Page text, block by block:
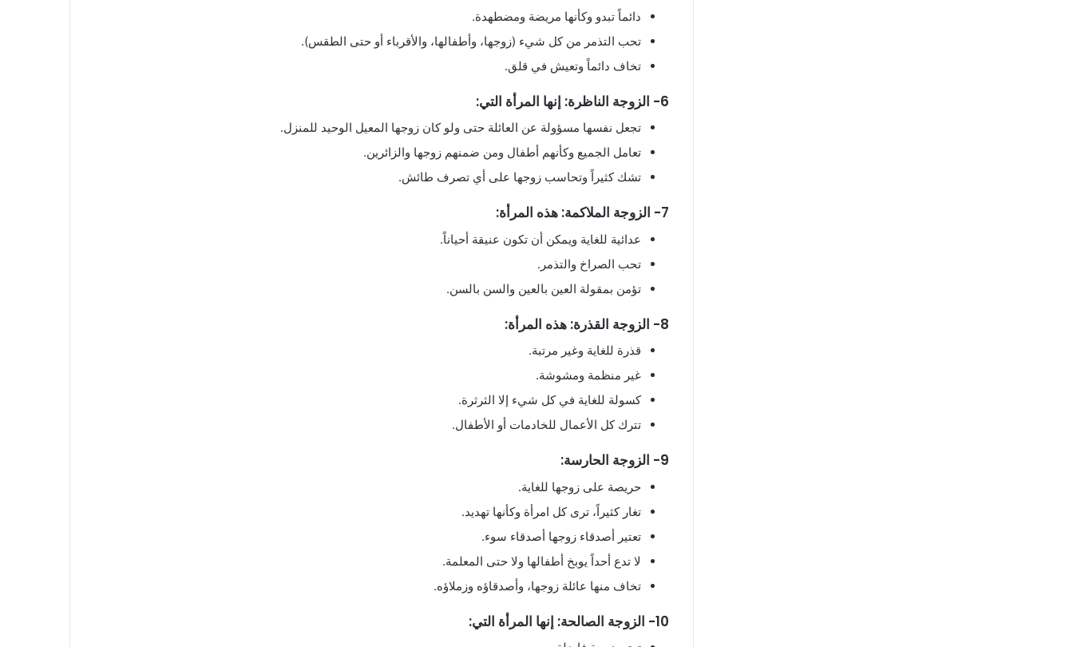
دائماً تبدو وكأنها مريضة ومضطهدة.
تحب التذمر من كل شيء (زوجها، وأطفالها، والأقرباء أو حتى الطقس).
تخاف دائماً وتعيش في قلق.
6- الزوجة الناظرة: إنها المرأة التي:
تجعل نفسها مسؤولة عن العائلة حتى ولو كان زوجها المعيل الوحيد للمنزل.
تعامل الجميع وكأنهم أطفال ومن ضمنهم زوجها والزائرين.
تشك كثيراً وتحاسب زوجها على أي تصرف طائش.
7- الزوجة الملاكمة: هذه المرأة:
عدائية للغاية ويمكن أن تكون عنيقة أحياناً.
تحب الصراخ والتذمر.
تؤمن بمقولة العين بالعين والسن بالسن.
8- الزوجة القذرة: هذه المرأة:
قذرة للغاية وغير مرتبة.
غير منظمة ومشوشة.
كسولة للغاية في كل شيء إلا الثرثرة.
تترك كل الأعمال للخادمات أو الأطفال.
9- الزوجة الحارسة:
حريصة على زوجها للغاية.
تغار كثيراً، ترى كل امرأة وكأنها تهديد.
تعتير أصدقاء زوجها أصدقاء سوء.
لا تدع أحداً يوبخ أطفالها ولا حتى المعلمة.
تخاف منها عائلة زوجها، وأصدقاؤه وزملاؤه.
10- الزوجة الصالحة: إنها المرأة التي: